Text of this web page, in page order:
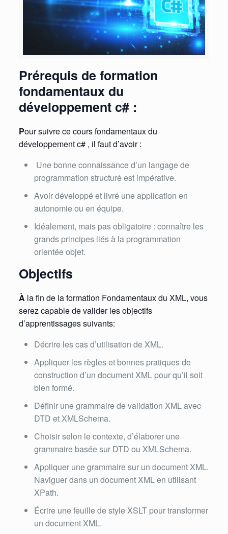
Prérequis de formation
fondamentaux du
développement c# :
Pour suivre ce cours fondamentaux du
développement c# , il faut d’avoir :
Une bonne connaissance d’un langage de
programmation structuré est impérative.
Avoir développé et livré une application en
autonomie ou en équipe.
Idéalement, mais pas obligatoire : connaître les
grands principes liés à la programmation
orientée objet.
Objectifs
À la fin de la formation Fondamentaux du XML, vous
serez capable de valider les objectifs
d’apprentissages suivants:
Décrire les cas d’utilisation de XML.
Appliquer les règles et bonnes pratiques de
construction d’un document XML pour qu’il soit
bien formé.
Définir une grammaire de validation XML avec
DTD et XMLSchema.
Choisir selon le contexte, d’élaborer une
grammaire basée sur DTD ou XMLSchema.
Appliquer une grammaire sur un document XML.
Naviguer dans un document XML en utilisant
XPath.
Écrire une feuille de style XSLT pour transformer
un document XML.